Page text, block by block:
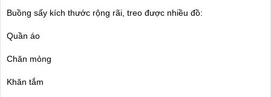
Buồng sấy kích thước rộng rãi, treo được nhiều đồ:
Quần áo
Chăn mỏng
Khăn tắm